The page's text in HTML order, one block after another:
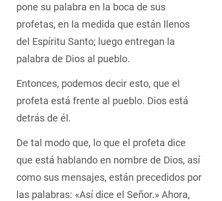
pone su palabra en la boca de sus
profetas, en la medida que están llenos
del Espíritu Santo; luego entregan la
palabra de Dios al pueblo.
Entonces, podemos decir esto, que el
profeta está frente al pueblo. Dios está
detrás de él.
De tal modo que, lo que el profeta dice
que está hablando en nombre de Dios, así
como sus mensajes, están precedidos por
las palabras: «Así dice el Señor.» Ahora,